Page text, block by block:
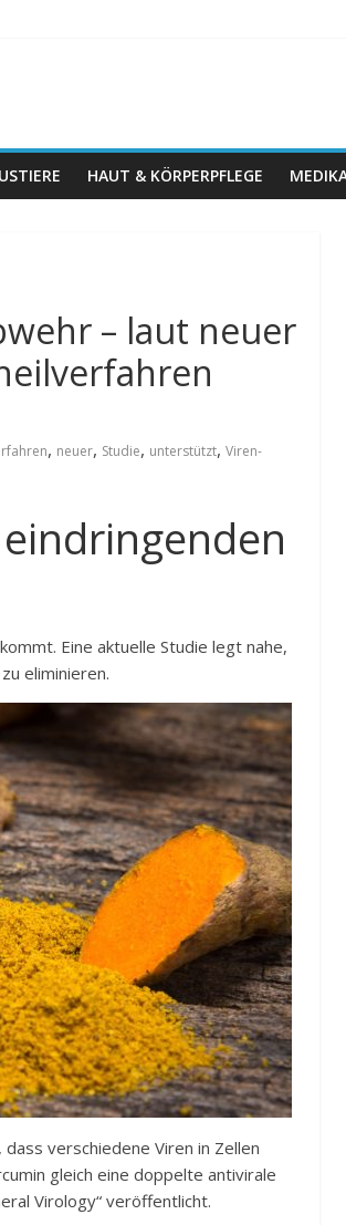
HAUT & KÖRPERPFLEGE
– laut neuer
, neuer, Studie, unterstützt, Viren-
Eine aktuelle Studie legt nahe,
eliminieren.
verschiedene Viren in Zellen
gleich eine doppelte antivirale
Virology“ veröffentlicht.